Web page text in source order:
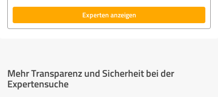
Experten anzeigen
Mehr Transparenz und Sicherheit bei der
Expertensuche